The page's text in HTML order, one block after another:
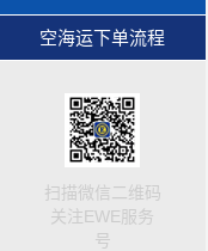
空海运下单流程
扫描微信二维码
关注EWE服务
号